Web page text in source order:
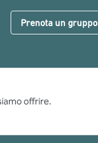
Prenota un
offrire.